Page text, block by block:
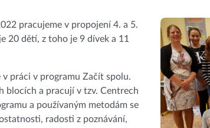
pracujeme v propojení 4. a 5.
20 dětí, z toho je 9 dívek a 11
v práci v programu Začít spolu.
blocích a pracují v tzv. Centrech
a používaným metodám se
radosti z poznávání,